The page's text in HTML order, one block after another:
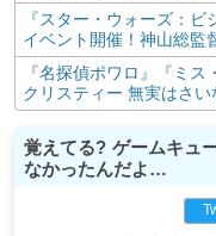
『スター・ウォーズ：
イベント開催！神山総監
『名探偵ポワロ』『ミ
クリスティー 無実はさ
覚えてる? ゲームキュ
なかったんだよ…